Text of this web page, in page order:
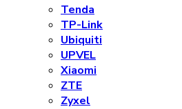
Tenda
TP-Link
Ubiquiti
UPVEL
Xiaomi
ZTE
Zyxel